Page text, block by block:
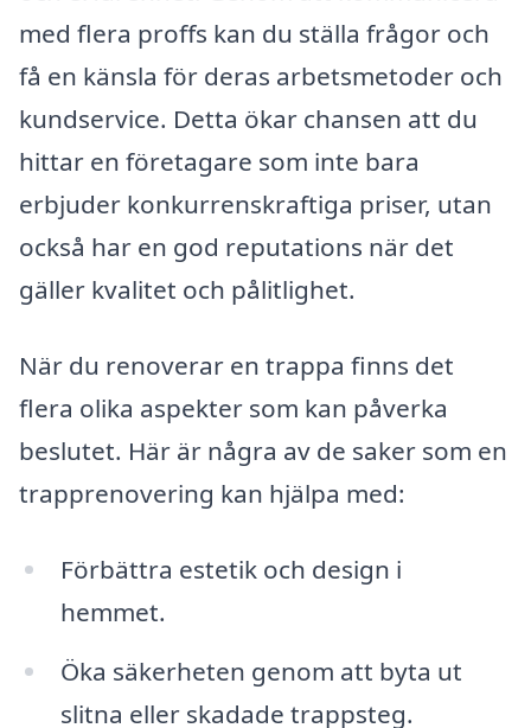
med flera proffs kan du ställa frågor och
få en känsla för deras arbetsmetoder och
kundservice. Detta ökar chansen att du
hittar en företagare som inte bara
erbjuder konkurrenskraftiga priser, utan
också har en god reputations när det
gäller kvalitet och pålitlighet.
När du renoverar en trappa finns det
flera olika aspekter som kan påverka
beslutet. Här är några av de saker som en
trapprenovering kan hjälpa med:
Förbättra estetik och design i
hemmet.
Öka säkerheten genom att byta ut
slitna eller skadade trappsteg.